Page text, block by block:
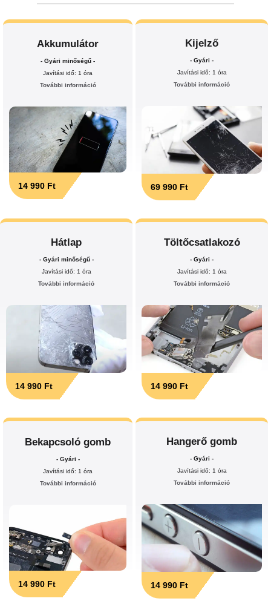
Akkumulátor
- Gyári minőségű -
Javítási idő: 1 óra
További információ
14 990 Ft
Kijelző
- Gyári -
Javítási idő: 1 óra
További információ
69 990 Ft
Hátlap
- Gyári minőségű -
Javítási idő: 1 óra
További információ
14 990 Ft
Töltőcsatlakozó
- Gyári -
Javítási idő: 1 óra
További információ
14 990 Ft
Bekapcsoló gomb
- Gyári -
Javítási idő: 1 óra
További információ
14 990 Ft
Hangerő gomb
- Gyári -
Javítási idő: 1 óra
További információ
14 990 Ft